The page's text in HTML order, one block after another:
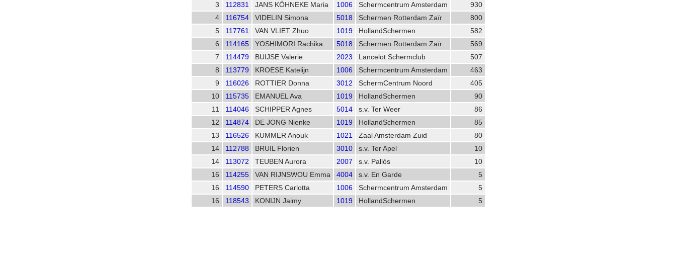
3
112831 JANS KÖHNEKE Maria 1006 Schermcentrum Amsterdam
930
4
116754 VIDELIN Simona 5018 Schermen Rotterdam Zaïr
800
5
117761 VAN VLIET Zhuo 1019 HollandSchermen
582
6
114165 YOSHIMORI Rachika 5018 Schermen Rotterdam Zaïr
569
7
114479 BUIJSE Valerie 2023 Lancelot Schermclub
507
8
113779 KROESE Katelijn 1006 Schermcentrum Amsterdam
463
9
116026 ROTTIER Donna 3012 SchermCentrum Noord
405
10
115735 EMANUEL Ava 1019 HollandSchermen
90
11
114046 SCHIPPER Agnes 5014 s.v. Ter Weer
86
12
114874 DE JONG Nienke 1019 HollandSchermen
85
13
116526 KUMMER Anouk 1021 Zaal Amsterdam Zuid
80
14
112788 BRUIL Florien 3010 s.v. Ter Apel
10
14
113072 TEUBEN Aurora 2007 s.v. Pallós
10
16
114255 VAN RIJNSWOU Emma 4004 s.v. En Garde
5
16
114590 PETERS Carlotta 1006 Schermcentrum Amsterdam
5
16
118543 KONIJN Jaimy 1019 HollandSchermen 5